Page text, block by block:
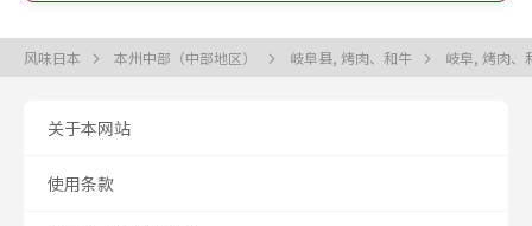
风味日本 本州中部（中部地区） 岐阜县, 烤肉、和牛 岐阜, 烤肉、
关于本网站
使用条款